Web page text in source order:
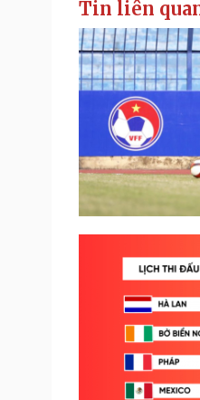
Tin liên